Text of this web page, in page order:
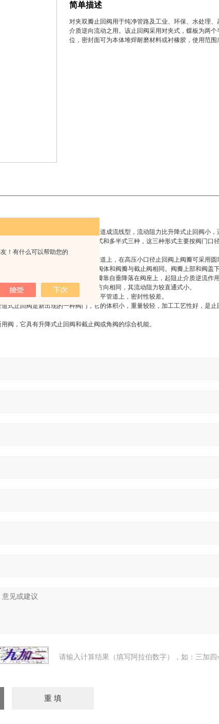
！有什么可以帮助您的
简单描述
对夹双瓣止回阀用于纯净管路及工业、环保、水处理
介质逆向流动之用。该止回阀采用对夹式，蝶板为两
位，密封面可为本体堆焊耐磨材料或衬橡胶，使用范围
通道的转轴作旋转运动，因阀内通道成流线型，流动阻力比升降式止回阀小
。旋启式止回阀分单瓣式、双瓣式和多半式三种，这三种形式主要按阀门口
，升降式止回阀只能安装在水平管道上，在高压小口径止回阀上阀瓣可采用
数较大。其结构与截止阀相似，阀体和阀瓣与截止阀相同。阀瓣上部和阀盖
介质推力开启，当介质停流时，阀瓣靠自垂降落在阀座上，起阻止介质逆流作
介质进出口通道方向与阀座通道方向相同，其流动阻力较直通式小。
式止回阀结构简单，只能安装在水平管道上，密封性较差。
式止回阀是新出现的一种阀门，它的体积小，重量较轻，加工工艺性好，是止
阀，它具有升降式止回阀和截止阀或角阀的综合机能。
请输入计算结果（填写阿拉伯数字），如：三加四